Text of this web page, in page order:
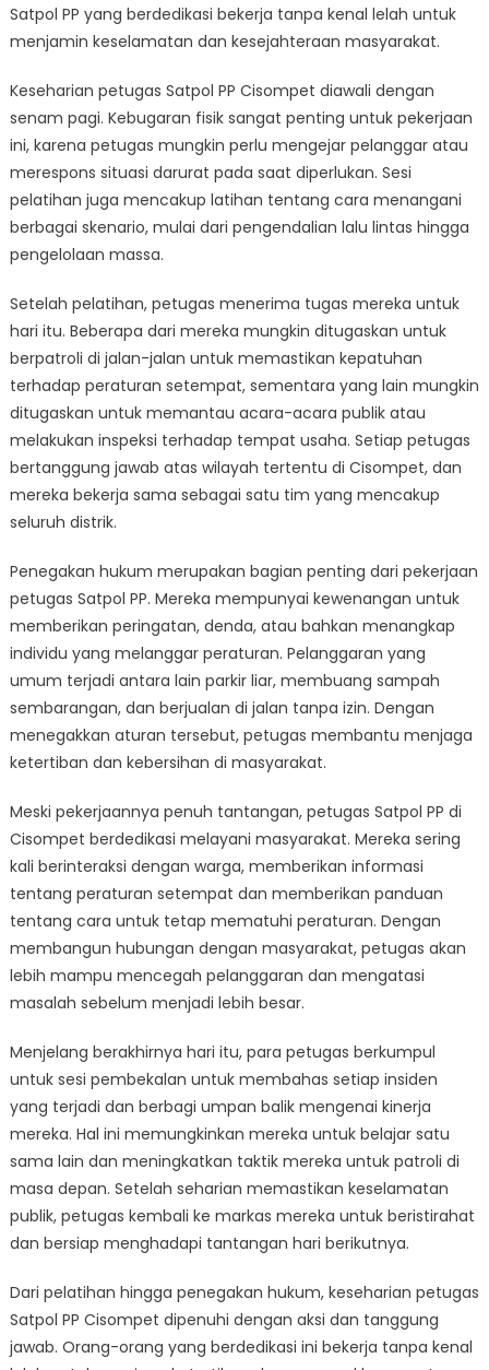
Satpol
Cisompet
Satpol PP yang berdedikasi bekerja tanpa kenal lelah untuk
menjamin keselamatan dan kesejahteraan masyarakat.
Keseharian petugas Satpol PP Cisompet diawali dengan
senam pagi. Kebugaran fisik sangat penting untuk pekerjaan
ini, karena petugas mungkin perlu mengejar pelanggar atau
merespons situasi darurat pada saat diperlukan. Sesi
pelatihan juga mencakup latihan tentang cara menangani
berbagai skenario, mulai dari pengendalian lalu lintas hingga
pengelolaan massa.
Setelah pelatihan, petugas menerima tugas mereka untuk
hari itu. Beberapa dari mereka mungkin ditugaskan untuk
berpatroli di jalan-jalan untuk memastikan kepatuhan
terhadap peraturan setempat, sementara yang lain mungkin
ditugaskan untuk memantau acara-acara publik atau
melakukan inspeksi terhadap tempat usaha. Setiap petugas
bertanggung jawab atas wilayah tertentu di Cisompet, dan
mereka bekerja sama sebagai satu tim yang mencakup
seluruh distrik.
Penegakan hukum merupakan bagian penting dari pekerjaan
petugas Satpol PP. Mereka mempunyai kewenangan untuk
memberikan peringatan, denda, atau bahkan menangkap
individu yang melanggar peraturan. Pelanggaran yang
umum terjadi antara lain parkir liar, membuang sampah
sembarangan, dan berjualan di jalan tanpa izin. Dengan
menegakkan aturan tersebut, petugas membantu menjaga
ketertiban dan kebersihan di masyarakat.
Meski pekerjaannya penuh tantangan, petugas Satpol PP di
Cisompet berdedikasi melayani masyarakat. Mereka sering
kali berinteraksi dengan warga, memberikan informasi
tentang peraturan setempat dan memberikan panduan
tentang cara untuk tetap mematuhi peraturan. Dengan
membangun hubungan dengan masyarakat, petugas akan
lebih mampu mencegah pelanggaran dan mengatasi
masalah sebelum menjadi lebih besar.
Menjelang berakhirnya hari itu, para petugas berkumpul
untuk sesi pembekalan untuk membahas setiap insiden
yang terjadi dan berbagi umpan balik mengenai kinerja
mereka. Hal ini memungkinkan mereka untuk belajar satu
sama lain dan meningkatkan taktik mereka untuk patroli di
masa depan. Setelah seharian memastikan keselamatan
publik, petugas kembali ke markas mereka untuk beristirahat
dan bersiap menghadapi tantangan hari berikutnya.
Dari pelatihan hingga penegakan hukum, keseharian petugas
Satpol PP Cisompet dipenuhi dengan aksi dan tanggung
jawab. Orang-orang yang berdedikasi ini bekerja tanpa kenal